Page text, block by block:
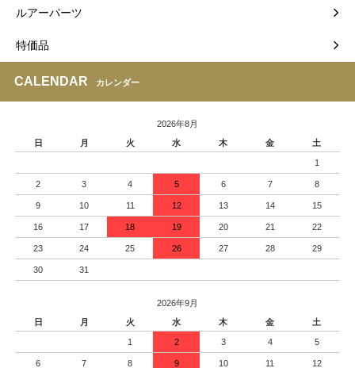
ルアーパーツ
特価品
CALENDAR カレンダー
2026年8月
日
月 火 水 木 金 土
1
2 3 4 5 6 7 8
9 10 11 12 13 14 15
16 17 18 19 20 21 22
23 24 25 26 27 28 29
30 31
2026年9月
日
月 火 水 木 金 土
1 2 3 4 5
6 7 8 9 10 11 12